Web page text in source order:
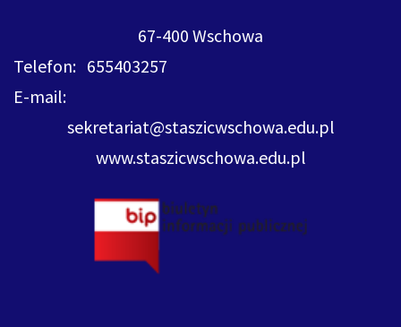
67-400 Wschowa
Telefon: 655403257
E-mail:
sekretariat@staszicwschowa.edu.pl
www.staszicwschowa.edu.pl